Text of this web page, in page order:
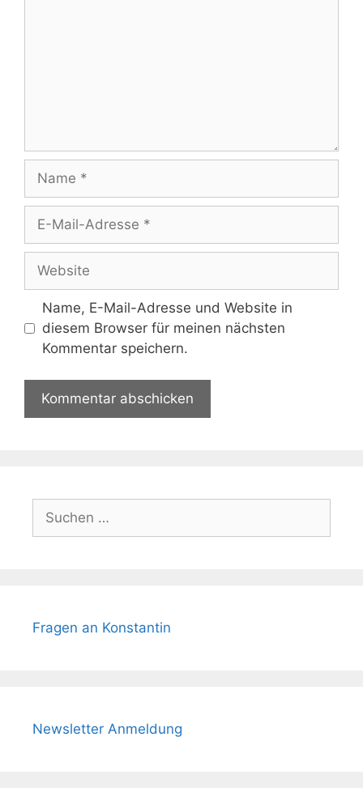
Name
Adresse
Website
Name, E-Mail-Adresse und Website in
diesem Browser für meinen nächsten
Kommentar speichern.
nach:
Fragen an Konstantin
Newsletter Anmeldung